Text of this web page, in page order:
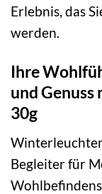
Erlebnis, das
werden.
Ihre
und
30g
Begleiter für